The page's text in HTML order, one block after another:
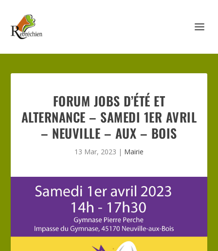
FORUM JOBS D’ÉTÉ ET
ALTERNANCE – SAMEDI 1ER AVRIL
– NEUVILLE – AUX – BOIS
13 Mar, 2023 | Mairie